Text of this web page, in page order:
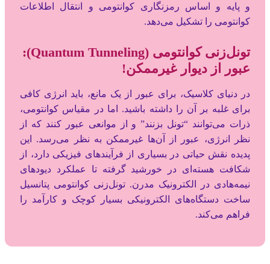
و پایه و اساس رمزنگاری کوانتومی و انتقال اطلاعات
کوانتومی را تشکیل می‌دهد.
تونل‌زنی کوانتومی (Quantum Tunneling):
عبور از دیوار غیرممکن!
در دنیای کلاسیک، برای عبور از یک مانع، باید انرژی کافی
برای غلبه بر آن را داشته باشید. اما در مقیاس کوانتومی،
ذرات می‌توانند “تونل بزنند” و از موانعی عبور کنند که از
نظر انرژی، عبور از آن‌ها غیرممکن به نظر می‌رسد. این
پدیده نقش حیاتی در بسیاری از فرآیندهای فیزیکی دارد، از
شکافت هسته‌ای در خورشید گرفته تا عملکرد دیودهای
نیمه‌هادی در الکترونیک مدرن. تونل‌زنی کوانتومی پتانسیل
ساخت دستگاه‌های الکترونیکی بسیار کوچک و کارآمد را
فراهم می‌کند.